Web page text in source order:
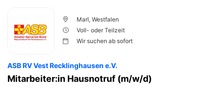
Marl, Westfalen
Voll- oder Teilzeit
Wir suchen ab sofort
ASB RV Vest Recklinghausen e.V.
Mitarbeiter:in Hausnotruf (m/w/d)